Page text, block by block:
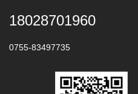
18028701960
0755-83497735